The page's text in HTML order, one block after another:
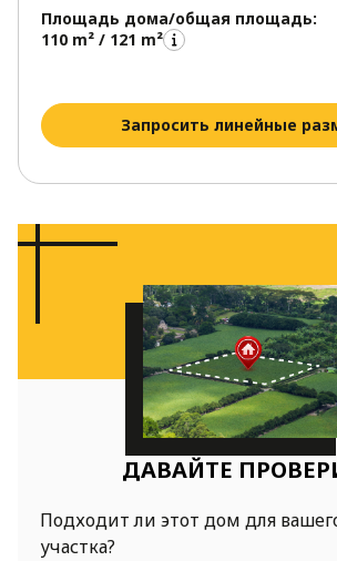
Площадь дома/общая площадь:
110 m² / 121 m²
Запросить линейные
ДАВАЙТЕ
Подходит ли этот дом для
участка?